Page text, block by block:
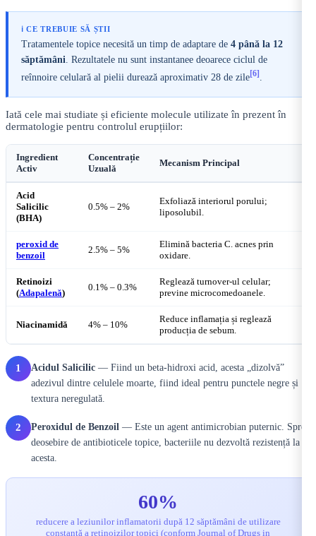
ℹ️ CE TREBUIE SĂ ȘTII
Tratamentele topice necesită un timp de adaptare de 4 până la 12
săptămâni. Rezultatele nu sunt instantanee deoarece ciclul de
reînnoire celulară al pielii durează aproximativ 28 de zile[6]
Iată cele mai studiate și eficiente molecule utilizate în prezent în
dermatologie pentru controlul erupțiilor:
Ingredient
Activ
Concentrație
Uzuală
Mecanism Principal
Acid
Salicilic
(BHA)
0.5% – 2%
Exfoliază interiorul porului;
liposolubil.
peroxid de
benzoil
2.5% – 5%
Elimină bacteria C. acnes prin
oxidare.
Retinoizi
(Adapalenă)
0.1% – 0.3%
Reglează turnover-ul celular;
previne microcomedoanele.
Niacinamidă 4% – 10%
Reduce inflamația și reglează
producția de sebum.
1 Acidul Salicilic — Fiind un beta-hidroxi acid, acesta „dizolvă”
adezivul dintre celulele moarte, fiind ideal pentru punctele negre și
textura neregulată.
2 Peroxidul de Benzoil — Este un agent antimicrobian puternic. Spre
deosebire de antibioticele topice, bacteriile nu dezvoltă rezistență la
acesta.
60%
reducere a leziunilor inflamatorii după 12 săptămâni de utilizare
constantă a retinoizilor topici (conform Journal of Drugs in